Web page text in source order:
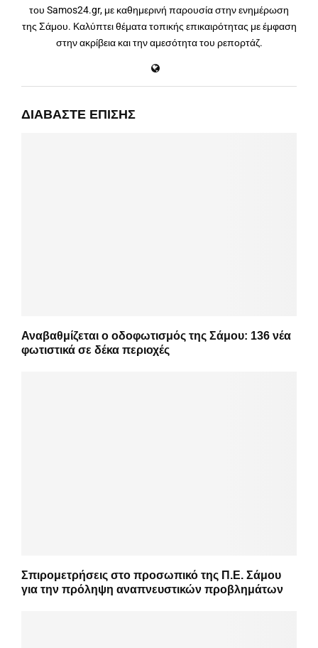
του Samos24.gr, με καθημερινή παρουσία στην ενημέρωση
της Σάμου. Καλύπτει θέματα τοπικής επικαιρότητας με έμφαση
στην ακρίβεια και την αμεσότητα του ρεπορτάζ.
ΔΙΑΒΆΣΤΕ ΕΠΊΣΗΣ
Αναβαθμίζεται ο οδοφωτισμός της Σάμου: 136 νέα
φωτιστικά σε δέκα περιοχές
Σπιρομετρήσεις στο προσωπικό της Π.Ε. Σάμου
για την πρόληψη αναπνευστικών προβλημάτων